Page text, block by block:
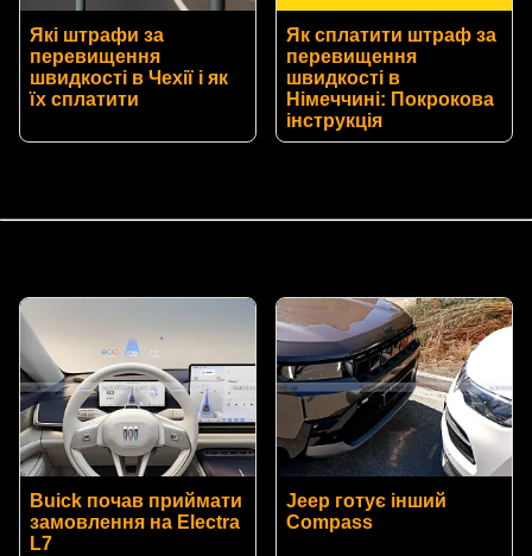
Які штрафи за
перевищення
швидкості в Чехії і як
їх сплатити
Як сплатити штраф за
перевищення
швидкості в
Німеччині: Покрокова
інструкція
Buick почав приймати
замовлення на Electra
L7
Jeep готує інший
Compass